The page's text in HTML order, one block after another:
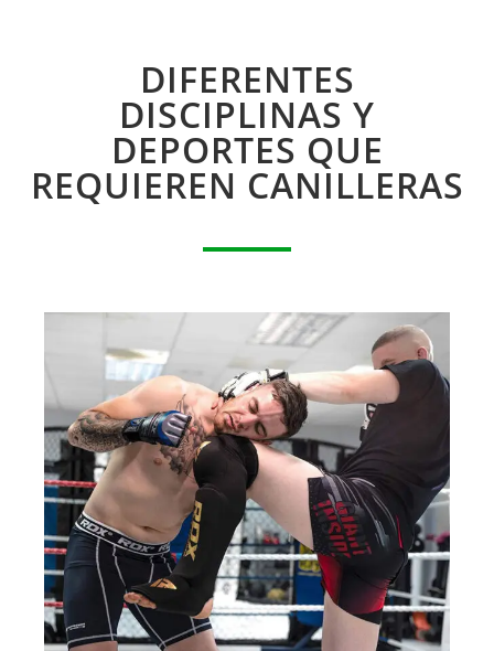
DIFERENTES
DISCIPLINAS Y
DEPORTES QUE
REQUIEREN CANILLERAS